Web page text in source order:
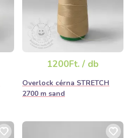
1200Ft. / db
Overlock cérna STRETCH
2700 m sand